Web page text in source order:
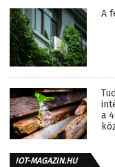
A
a
IOT-MAGAZIN.HU